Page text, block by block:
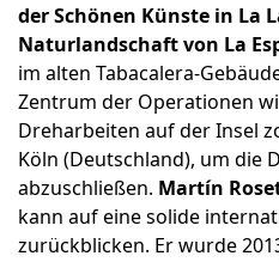
der Schönen Künste in La
Naturlandschaft von La
im alten Tabacalera-
Zentrum der Operationen
Dreharbeiten auf der Insel
Köln (Deutschland), um die
abzuschließen. Martín
kann auf eine solide
zurückblicken. Er wurde